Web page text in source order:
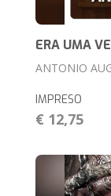
ERA UMA
ANTONIO
IMPRESO
€ 12,75